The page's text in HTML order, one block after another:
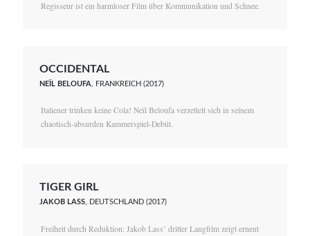
Regisseur ist ein harmloser Film über Kommunikation und Schnee.
OCCIDENTAL
NEÏL BELOUFA , FRANKREICH (2017)
Italiener trinken keine Cola! Neïl Beloufa verzettelt sich in seinem
chaotisch-absurden Kammerspiel-Debüt.
TIGER GIRL
JAKOB LASS, DEUTSCHLAND (2017)
Freiheit durch Reduktion: Jakob Lass’ dritter Langfilm zeigt erneut